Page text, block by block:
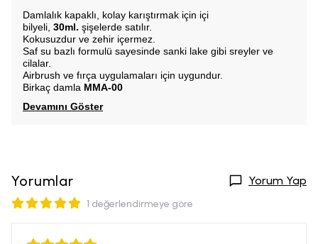
Damlalık kapaklı, kolay karıştırmak için içi
bilyeli, 30ml. şişelerde satılır.
Kokusuzdur ve zehir içermez.
Saf su bazlı formulü sayesinde sanki lake gibi sreyler ve
cilalar.
Airbrush ve fırça uygulamaları için uygundur.
Birkaç damla MMA-00
Devamını Göster
Yorumlar Yorum Yap
1 değerlendirmeye göre